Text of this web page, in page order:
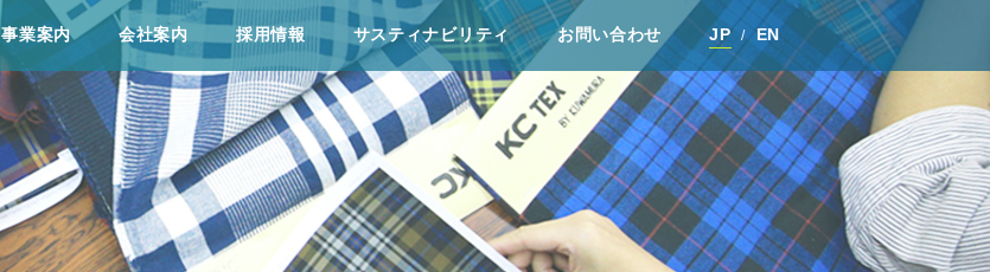
事業案内 会社案内 採⽤情報 サスティナビリティ お問い合わせ JP EN